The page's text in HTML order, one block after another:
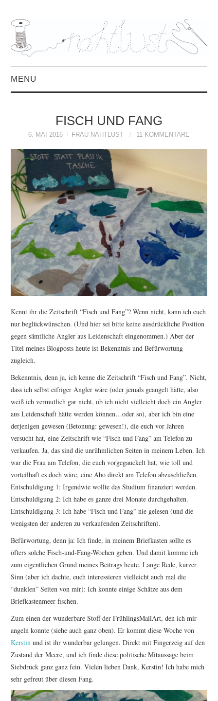
MENU
MITTWOCHSMIX &
INTERVIEWS
FREEBOOKS &
TUTORIALS
WORKSHOPS
PAPIERLIEBE AM
IMPRESSUM
DATENSCHUTZ
FISCH UND FANG
6. MAI 2016 FRAU NAHTLUST 11 KOMMENTARE
Kennt ihr die Zeitschrift “Fisch und Fang”? Wenn nicht, kann ich euch
nur beglückwünschen. (Und hier sei bitte keine ausdrückliche Position
gegen sämtliche Angler aus Leidenschaft eingenommen.) Aber der
Titel meines Blogposts heute ist Bekenntnis und Befürwortung
zugleich.
Bekenntnis, denn ja, ich kenne die Zeitschrift “Fisch und Fang”. Nicht,
dass ich selbst eifriger Angler wäre (oder jemals geangelt hätte, also
weiß ich vermutlich gar nicht, ob ich nicht vielleicht doch ein Angler
aus Leidenschaft hätte werden können…oder so), aber ich bin eine
derjenigen gewesen (Betonung: gewesen!), die euch vor Jahren
versucht hat, eine Zeitschrift wie “Fisch und Fang” am Telefon zu
verkaufen. Ja, das sind die unrühmlichen Seiten in meinem Leben. Ich
war die Frau am Telefon, die euch vorgegauckelt hat, wie toll und
vorteilhaft es doch wäre, eine Abo direkt am Telefon abzuschließen.
Entschuldigung 1: Irgendwie wollte das Studium finanziert werden.
Entschuldigung 2: Ich habe es ganze drei Monate durchgehalten.
Entschuldigung 3: Ich habe “Fisch und Fang” nie gelesen (und die
wenigsten der anderen zu verkaufenden Zeitschriften).
Befürwortung, denn ja: Ich finde, in meinem Briefkasten sollte es
öfters solche Fisch-und-Fang-Wochen geben. Und damit komme ich
zum eigentlichen Grund meines Beitrags heute. Lange Rede, kurzer
Sinn (aber ich dachte, euch interessieren vielleicht auch mal die
“dunklen” Seiten von mir): Ich konnte einige Schätze aus dem
Briefkastenmeer fischen.
Zum einen der wunderbare Stoff der FrühlingsMailArt, den ich mir
angeln konnte (siehe auch ganz oben). Er kommt diese Woche von
Kerstinund ist ihr wunderbar gelungen. Direkt mit Fingerzeig auf den
Zustand der Meere, und ich finde diese politische Mitaussage beim
Siebdruck ganz ganz fein. Vielen lieben Dank, Kerstin! Ich habe mich
sehr gefreut über diesen Fang.